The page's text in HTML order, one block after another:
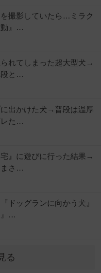
撮影していたら…ミラク
動』…
れてしまった超大型犬→
と…
出かけた犬→普段は温厚
レた…
』に遊びに行った結果→
まさ…
ドッグランに向かう犬』
』…
る